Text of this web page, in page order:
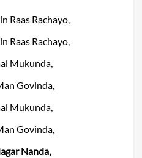
Raas Rachayo,
Raas Rachayo,
Mukunda,
Govinda,
Mukunda,
Govinda,
Nanda,